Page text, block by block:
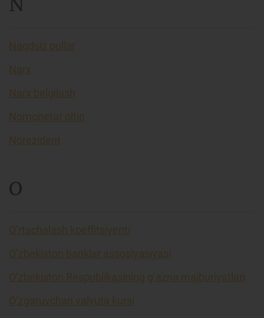
N
Naqdsiz pullar
Narx
Narx belgilash
Nomonetar oltin
Norezident
O
O’rtachalash koeffitsiyenti
O’zbekiston banklar assosiyasiyasi
O’zbekiston Respublikasining g’azna majburiyatlari
O’zgaruvchan valyuta kursi